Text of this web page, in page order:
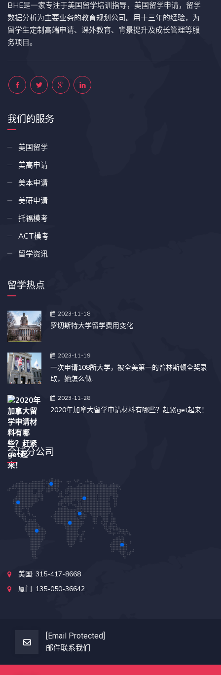
BHE是一家专注于美国留学培训指导，美国留学申请，留学
数据分析为主要业务的教育规划公司。用十三年的经验，为
留学生定制高端申请、课外教育、背景提升及成长管理等服
务项目。
我们的服务
美国留学
美高申请
美本申请
美研申请
托福模考
ACT模考
留学资讯
留学热点
2023-11-18
罗切斯特大学留学费用变化
2023-11-19
一次申请108所大学，被全美第一的普林斯顿全奖录
取，她怎么做.
2023-11-28
2020年加拿大留学申请材料有哪些？赶紧get起来！
全球分公司
美国: 315-417-8668
厦门: 135-050-36642
[email Protected]
邮件联系我们